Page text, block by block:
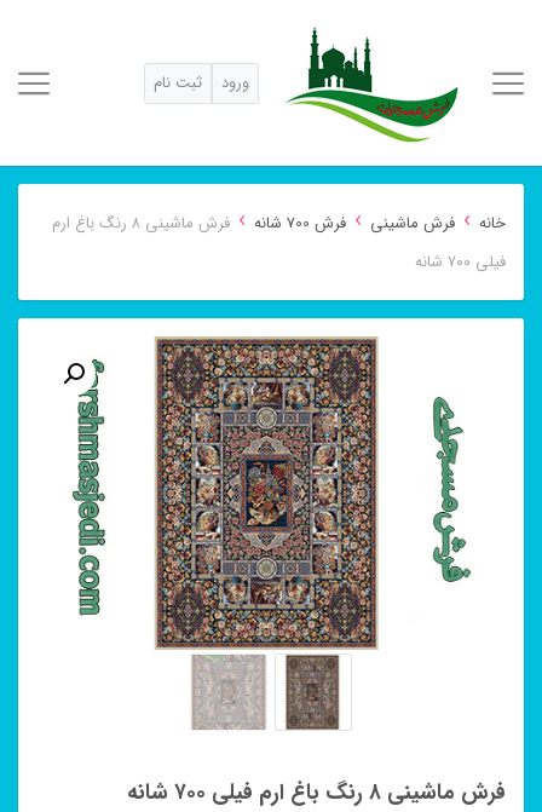
ورود ثبت نام
خانه › فرش ماشینی › فرش 700 شانه ›
فرش ماشینی ۸ رنگ باغ ارم
فیلی ۷۰۰ شانه
فرش ماشینی ۸ رنگ باغ ارم فیلی ۷۰۰ شانه